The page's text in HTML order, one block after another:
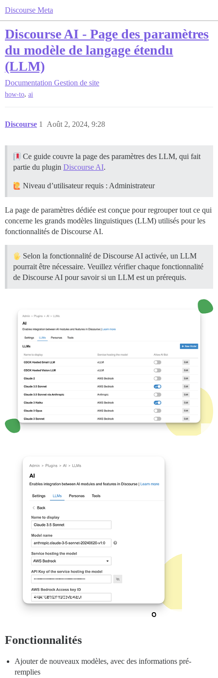
Discourse Meta
Discourse AI - Page des paramètres
du modèle de langage étendu
(LLM)
Documentation Gestion de site
how-to, ai
Discourse Août 2, 2024, 9:28
1
Ce guide couvre la page des paramètres des LLM, qui fait
partie du plugin Discourse AI.
Niveau d’utilisateur requis : Administrateur
La page de paramètres dédiée est conçue pour regrouper tout ce qui
concerne les grands modèles linguistiques (LLM) utilisés pour les
fonctionnalités de Discourse AI.
Selon la fonctionnalité de Discourse AI activée, un LLM
pourrait être nécessaire. Veuillez vérifier chaque fonctionnalité
de Discourse AI pour savoir si un LLM est un prérequis.
Fonctionnalités
Ajouter de nouveaux modèles, avec des informations pré-
remplies